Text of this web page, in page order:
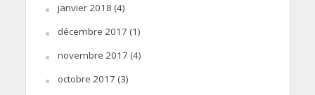
janvier 2018 (4)
décembre 2017 (1)
novembre 2017 (4)
octobre 2017 (3)